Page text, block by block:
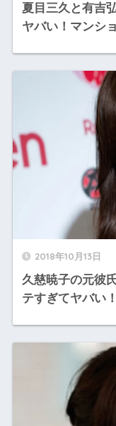
夏目三久と有吉
ヤバい！マンシ
2018年10月13日
久慈暁子の元彼
テすぎてヤバい！